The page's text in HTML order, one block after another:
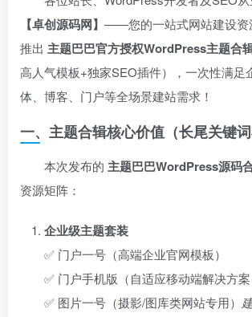
【卓创源码网】​ ——您的一站式网站建设资
推出 ​ 主题巴巴官方授权WordPress主题合
高人气模板+独家SEO插件），一次性满足
体、博客、门户等全场景建站需求！
一、主题合辑核心价值（长尾关键词
本次发布的 ​ 主题巴巴WordPress源码
资源矩阵：
企业级主题套装
✅ 门户一号（高端企业官网模板）
✅ 门户手机版（自适应移动端解决方案
✅ 图片一号（摄影/图库类网站专用）